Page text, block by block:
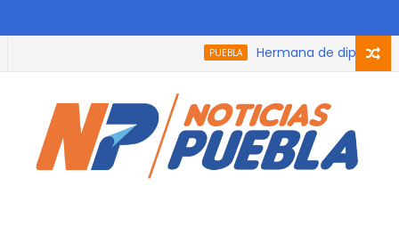
PUEBLA
Hermana de diputada de